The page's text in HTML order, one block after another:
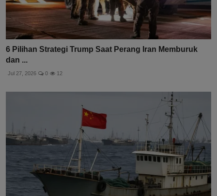
6 Pilihan Strategi Trump Saat Perang Iran Memburuk
dan ...
Jul 27, 2026 0 12